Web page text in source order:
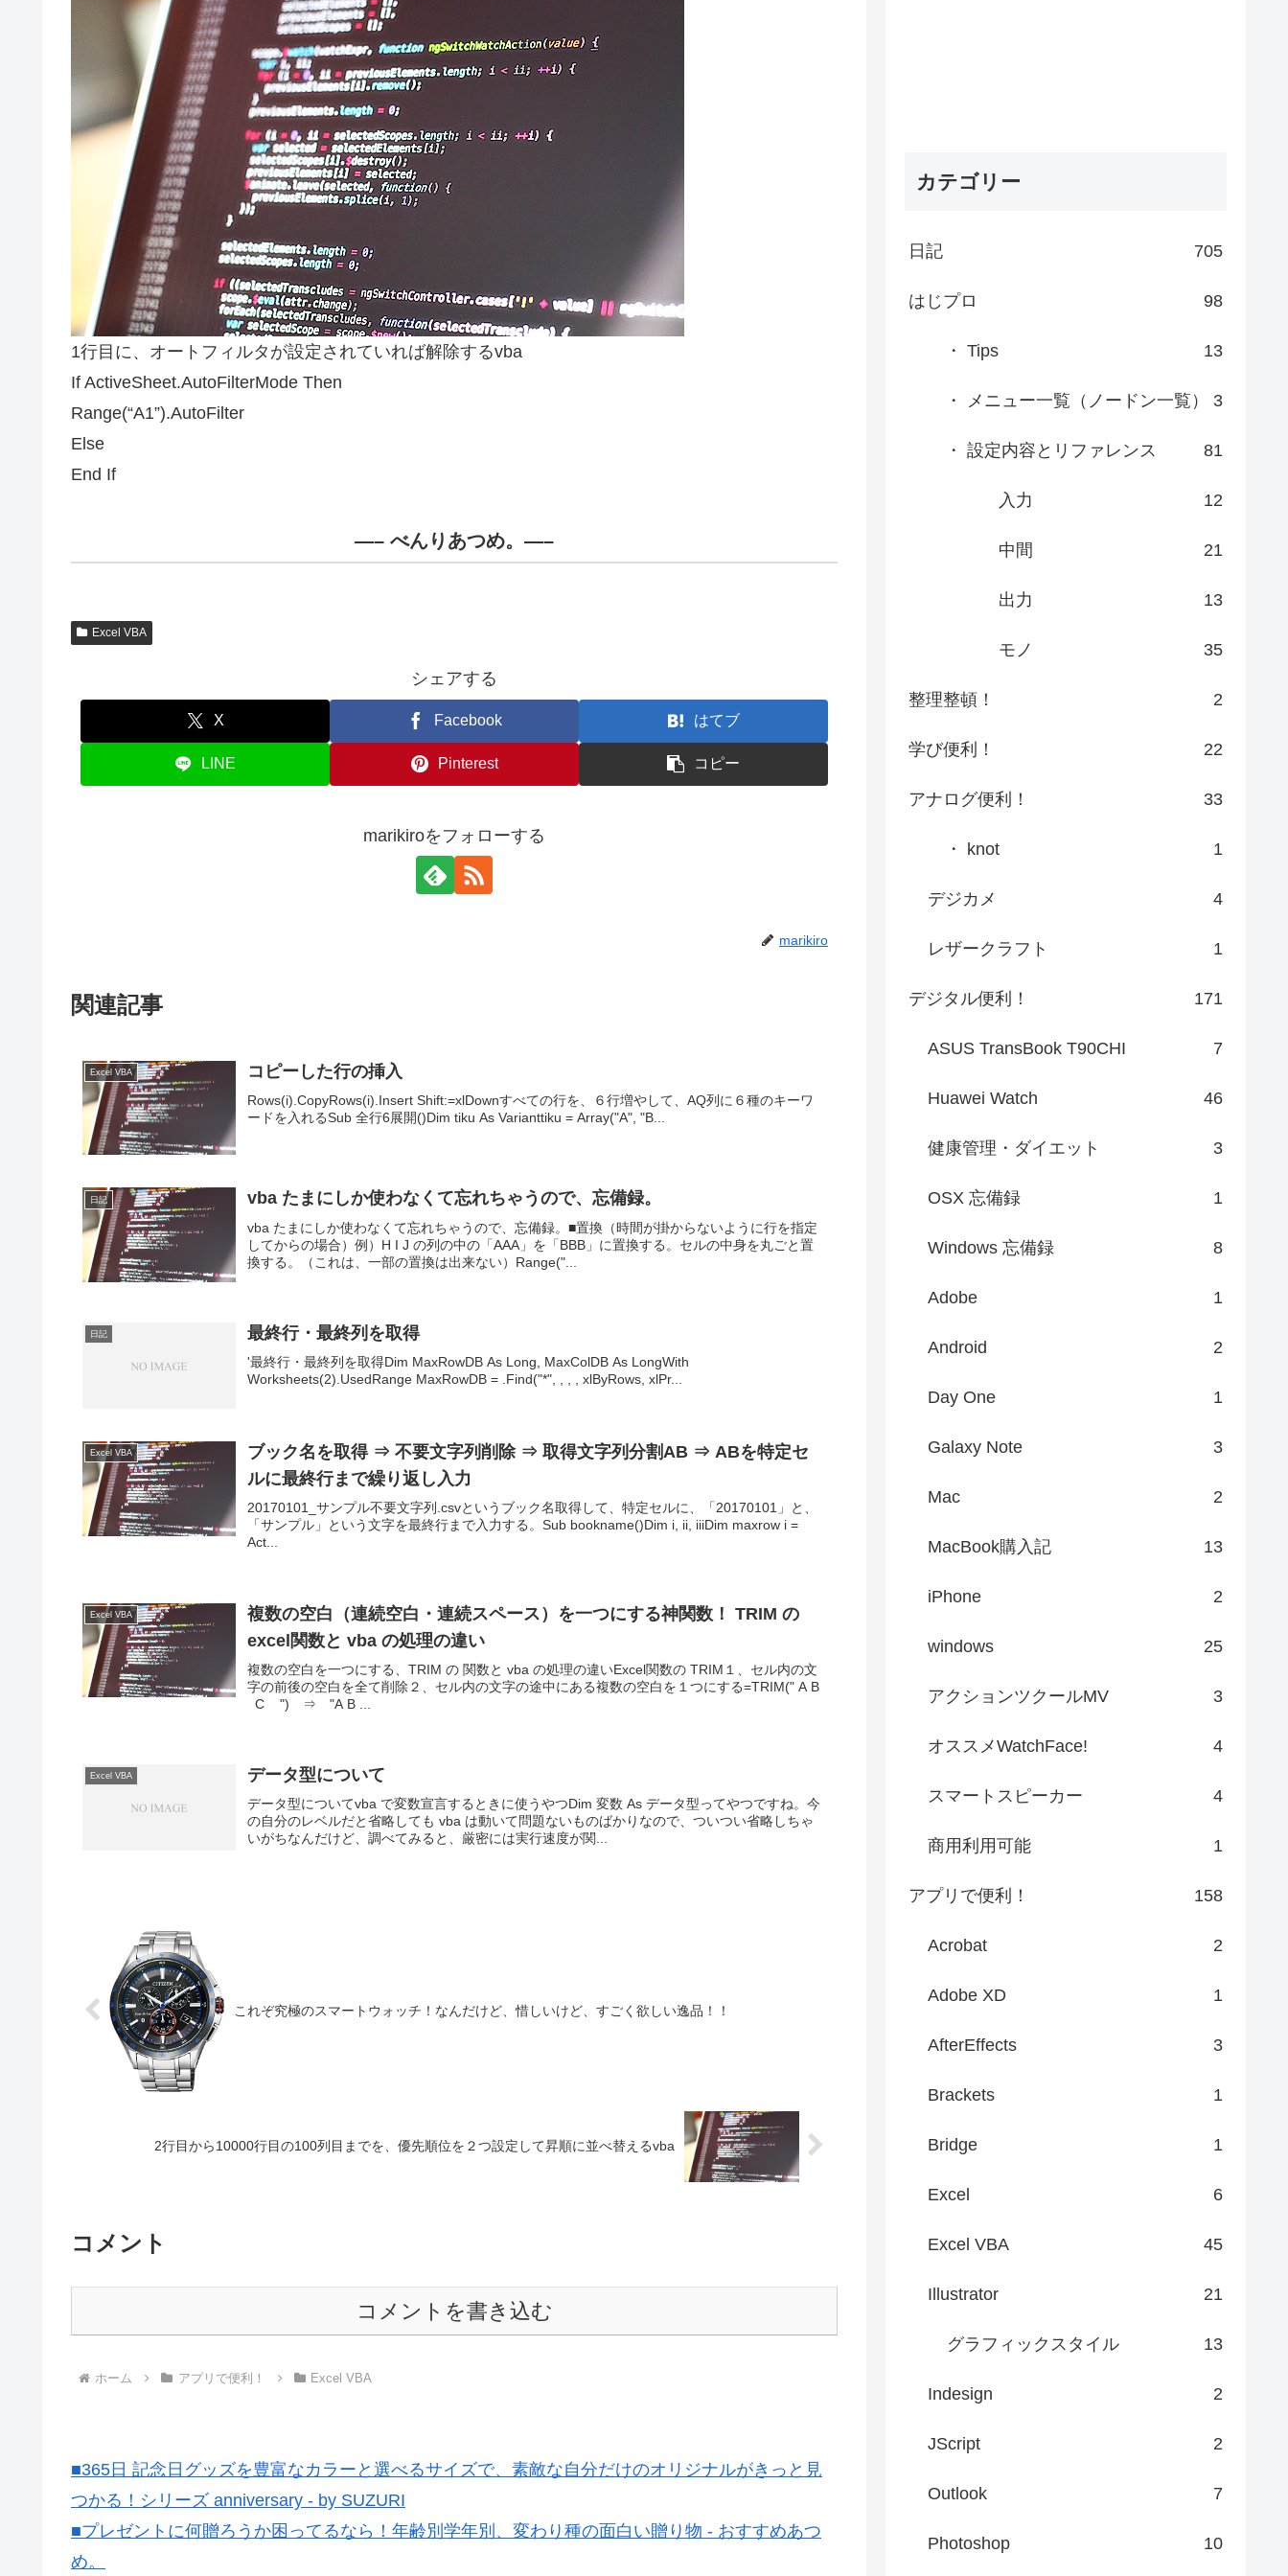
1行目に、オートフィルタが設定されていれば解除するvba
If ActiveSheet.AutoFilterMode Then
Range(“A1”).AutoFilter
Else
End If
—– べんりあつめ。—–
Excel VBA
シェアする
X Facebook はてブ
LINE Pinterest コピー
marikiroをフォローする
marikiro
関連記事
Excel VBA コピーした行の挿入
Rows(i).CopyRows(i).Insert Shift:=xlDownすべての行を、６行増やして、AQ列に６種のキーワ
ードを入れるSub 全行6展開()Dim tiku As Varianttiku = Array("A", "B...
日記 vba たまにしか使わなくて忘れちゃうので、忘備録。
vba たまにしか使わなくて忘れちゃうので、忘備録。■置換（時間が掛からないように行を指定
してからの場合）例）H I J の列の中の「AAA」を「BBB」に置換する。セルの中身を丸ごと置
換する。（これは、一部の置換は出来ない）Range("...
日記 最終行・最終列を取得
'最終行・最終列を取得Dim MaxRowDB As Long, MaxColDB As LongWith
Worksheets(2).UsedRange MaxRowDB = .Find("*", , , , xlByRows, xlPr...
Excel VBA
ブック名を取得 ⇒ 不要文字列削除 ⇒ 取得文字列分割AB ⇒ ABを特定セ
ルに最終行まで繰り返し入力
20170101_サンプル不要文字列.csvというブック名取得して、特定セルに、「20170101」と、
「サンプル」という文字を最終行まで入力する。Sub bookname()Dim i, ii, iiiDim maxrow i =
Act...
Excel VBA
複数の空白（連続空白・連続スペース）を一つにする神関数！ TRIM の
excel関数と vba の処理の違い
複数の空白を一つにする、TRIM の 関数と vba の処理の違いExcel関数の TRIM１、セル内の文
字の前後の空白を全て削除２、セル内の文字の途中にある複数の空白を１つにする=TRIM(" A B
C ") ⇒ "A B ...
Excel VBA データ型について
データ型についてvba で変数宣言するときに使うやつDim 変数 As データ型ってやつですね。今
の自分のレベルだと省略しても vba は動いて問題ないものばかりなので、ついつい省略しちゃ
いがちなんだけど、調べてみると、厳密には実行速度が関...
これぞ究極のスマートウォッチ！なんだけど、惜しいけど、すごく欲しい逸品！！
2行目から10000行目の100列目までを、優先順位を２つ設定して昇順に並べ替えるvba
コメント
コメントを書き込む
ホーム アプリで便利！ Excel VBA
■365日 記念日グッズを豊富なカラーと選べるサイズで、素敵な自分だけのオリジナルがきっと見
つかる！シリーズ anniversary - by SUZURI
■プレゼントに何贈ろうか困ってるなら！年齢別学年別、変わり種の面白い贈り物 - おすすめあつ
め。
カテゴリー
日記 705
はじプロ 98
・ Tips 13
・ メニュー一覧（ノードン一覧） 3
・ 設定内容とリファレンス 81
入力 12
中間 21
出力 13
モノ 35
整理整頓！ 2
学び便利！ 22
アナログ便利！ 33
・ knot 1
デジカメ 4
レザークラフト 1
デジタル便利！ 171
ASUS TransBook T90CHI 7
Huawei Watch 46
健康管理・ダイエット 3
OSX 忘備録 1
Windows 忘備録 8
Adobe 1
Android 2
Day One 1
Galaxy Note 3
Mac 2
MacBook購入記 13
iPhone 2
windows 25
アクションツクールMV 3
オススメWatchFace! 4
スマートスピーカー 4
商用利用可能 1
アプリで便利！ 158
Acrobat 2
Adobe XD 1
AfterEffects 3
Brackets 1
Bridge 1
Excel 6
Excel VBA 45
Illustrator 21
グラフィックスタイル 13
Indesign 2
JScript 2
Outlook 7
Photoshop 10